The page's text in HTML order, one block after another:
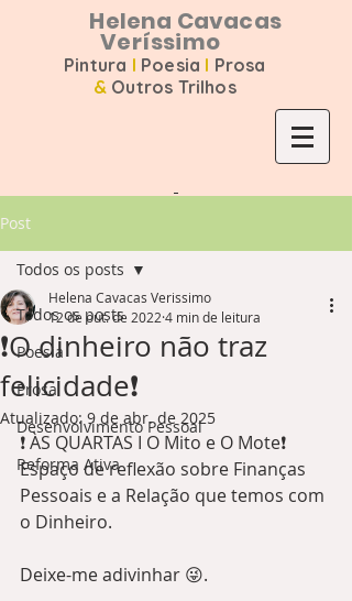
Helena Cavacas
Veríssimo
Pintura I Poesia I Prosa
& Outros Trilhos
Post
Todos os posts
Poesia
Prosa
Desenvolvimento Pessoal
Reforma Ativa
Todos os posts
❗️O dinheiro não traz
felicidade❗️
Helena Cavacas Verissimo
12 de out. de 2022 4 min de leitura
Atualizado: 9 de abr. de 2025
❗️ ÀS QUARTAS I O Mito e O Mote❗️
Espaço de reflexão sobre Finanças
Pessoais e a Relação que temos com
o Dinheiro.
Deixe-me adivinhar 😜.